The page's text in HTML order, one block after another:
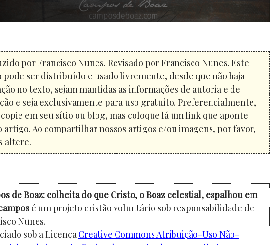
por Francisco Nunes. Revisado por Francisco Nunes. Este
pode ser distribuído e usado livremente, desde que não haja
no texto, sejam mantidas as informações de autoria e de
e seja exclusivamente para uso gratuito. Preferencialmente,
em seu sítio ou blog, mas coloque lá um link que aponte
artigo. Ao compartilhar nossos artigos e/ou imagens, por favor,
altere.
de Boaz: colheita do que Cristo, o Boaz celestial, espalhou em
é um projeto cristão voluntário sob responsabilidade de
Nunes.
sob a Licença Creative Commons Atribuição-Uso Não-